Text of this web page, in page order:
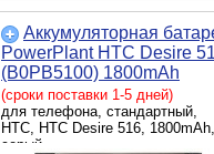
Аккумуляторная
PowerPlant HTC Desire
(B0PB5100) 1800mAh
(SM140053)
(сроки поставки 1-5 дней)
для телефона, стандартный,
HTC, HTC Desire 516, 1800mAh,
серый